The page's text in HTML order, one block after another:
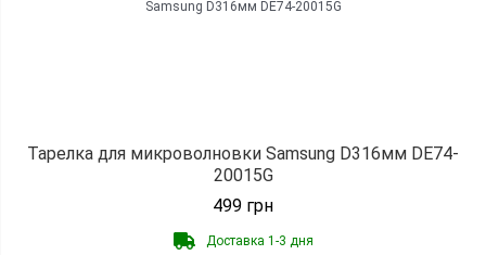
Тарелка для микроволновки Samsung D316мм DE74-
20015G
499 грн
Доставка 1-3 дня